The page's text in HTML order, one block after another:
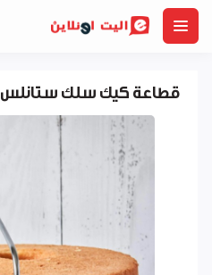
قطاعة كيك سلك ستانلس 9205057